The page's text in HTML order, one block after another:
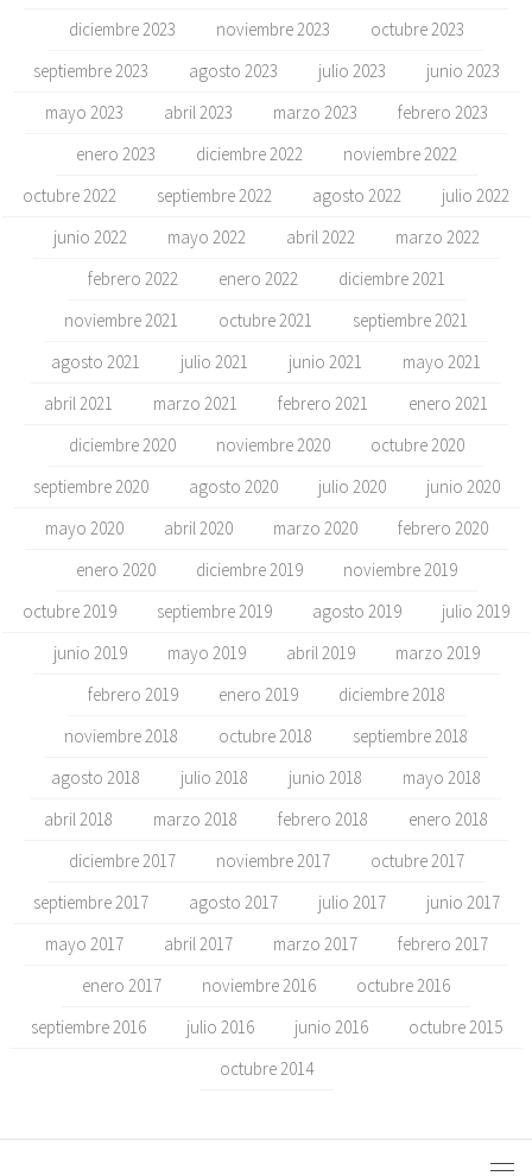
diciembre 2023
noviembre 2023
octubre 2023
septiembre 2023
agosto 2023 julio 2023
junio 2023
mayo 2023
abril 2023 marzo 2023
febrero 2023
enero 2023
diciembre 2022
noviembre 2022
octubre 2022
septiembre 2022 agosto 2022
julio 2022
junio 2022
mayo 2022 abril 2022
marzo 2022
febrero 2022
enero 2022
diciembre 2021
noviembre 2021
octubre 2021
septiembre 2021
agosto 2021
julio 2021 junio 2021
mayo 2021
abril 2021
marzo 2021 febrero 2021
enero 2021
diciembre 2020
noviembre 2020
octubre 2020
septiembre 2020
agosto 2020 julio 2020
junio 2020
mayo 2020
abril 2020 marzo 2020
febrero 2020
enero 2020
diciembre 2019
noviembre 2019
octubre 2019
septiembre 2019 agosto 2019
julio 2019
junio 2019
mayo 2019 abril 2019
marzo 2019
febrero 2019
enero 2019
diciembre 2018
noviembre 2018
octubre 2018
septiembre 2018
agosto 2018
julio 2018 junio 2018
mayo 2018
abril 2018
marzo 2018 febrero 2018
enero 2018
diciembre 2017
noviembre 2017
octubre 2017
septiembre 2017
agosto 2017 julio 2017
junio 2017
mayo 2017
abril 2017 marzo 2017
febrero 2017
enero 2017
noviembre 2016
octubre 2016
septiembre 2016
julio 2016 junio 2016
octubre 2015
octubre 2014